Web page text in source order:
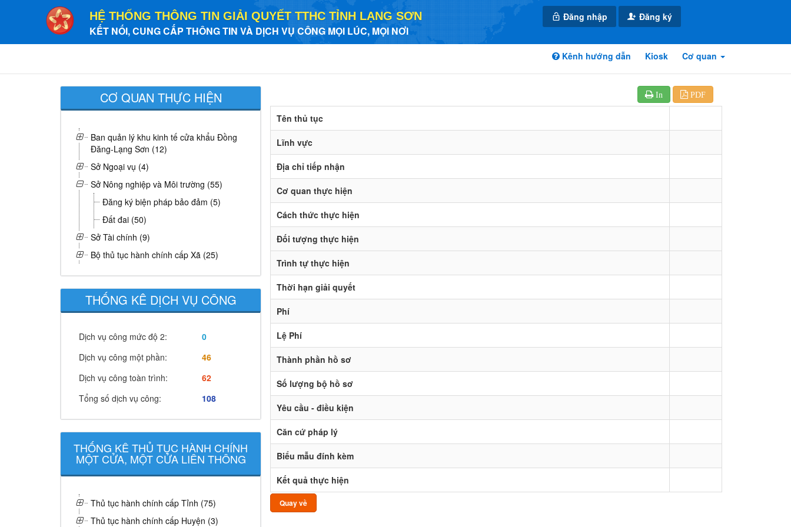
HỆ THỐNG THÔNG TIN GIẢI QUYẾT TTHC TỈNH LẠNG SƠN
KẾT NỐI, CUNG CẤP THÔNG TIN VÀ DỊCH VỤ CÔNG MỌI LÚC, MỌI NƠI
Đăng nhập Đăng ký
Kênh hướng dẫn Kiosk Cơ quan
CƠ QUAN THỰC HIỆN
Ban quản lý khu kinh tế cửa khẩu Đồng
Đăng-Lạng Sơn (12)
Sở Ngoại vụ (4)
Sở Nông nghiệp và Môi trường (55)
Đăng ký biện pháp bảo đảm (5)
Đất đai (50)
Sở Tài chính (9)
Bộ thủ tục hành chính cấp Xã (25)
THỐNG KÊ DỊCH VỤ CÔNG
Dịch vụ công mức độ 2:
0
Dịch vụ công một phần:
46
Dịch vụ công toàn trình:
62
Tổng số dịch vụ công:
108
THỐNG KÊ THỦ TỤC HÀNH CHÍNH
MỘT CỬA, MỘT CỬA LIÊN THÔNG
Thủ tục hành chính cấp Tỉnh (75)
Thủ tục hành chính cấp Huyện (3)
In PDF
Tên thủ tục
Lĩnh vực
Địa chỉ tiếp nhận
Cơ quan thực hiện
Cách thức thực hiện
Đối tượng thực hiện
Trình tự thực hiện
Thời hạn giải quyết
Phí
Lệ Phí
Thành phần hồ sơ
Số lượng bộ hồ sơ
Yêu cầu - điều kiện
Căn cứ pháp lý
Biểu mẫu đính kèm
Kết quả thực hiện
Quay về